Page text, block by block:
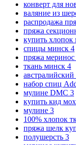
конверт для
валяние из
распродажа
пряжа
купить хлопок
спицы минск 4
пряжа меринос
ткань минск 4
набор спиц
мулине DMC 3
купить кид
мулине 3
100% хлопок
пряжа шелк
полушерсть 3